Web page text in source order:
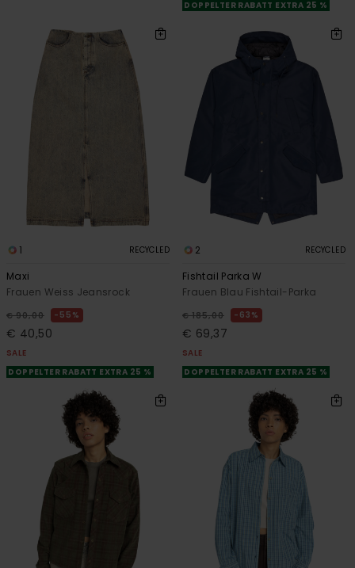
DOPPELTER RABATT EXTRA 25 %
1 RECYCLED
Maxi
Frauen Weiss Jeansrock
€ 90,00 55%
€ 40,50
SALE
DOPPELTER RABATT EXTRA 25 %
2 RECYCLED
Fishtail Parka W
Frauen Blau Fishtail-Parka
€ 185,00 63%
€ 69,37
SALE
DOPPELTER RABATT EXTRA 25 %